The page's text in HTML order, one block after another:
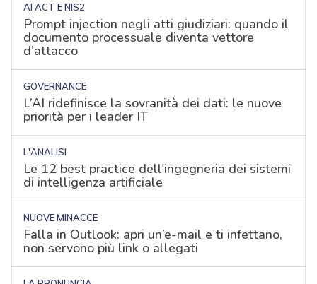
AI ACT E NIS2
Prompt injection negli atti giudiziari: quando il
documento processuale diventa vettore
d’attacco
GOVERNANCE
L’AI ridefinisce la sovranità dei dati: le nuove
priorità per i leader IT
L'ANALISI
Le 12 best practice dell'ingegneria dei sistemi
di intelligenza artificiale
NUOVE MINACCE
Falla in Outlook: apri un’e-mail e ti infettano,
non servono più link o allegati